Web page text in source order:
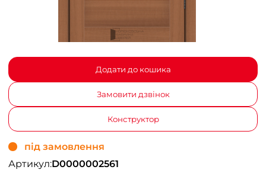
Додати до кошика
Замовити дзвінок
Конструктор
під замовлення
Артикул:D0000002561